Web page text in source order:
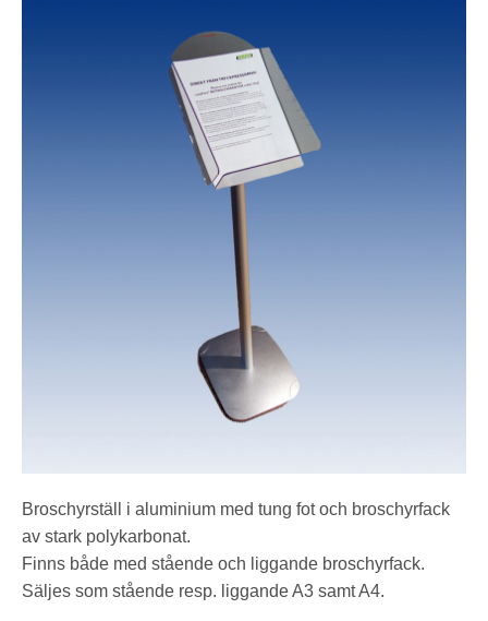
Broschyrställ i aluminium med tung fot och broschyrfack
av stark polykarbonat.
Finns både med stående och liggande broschyrfack.
Säljes som stående resp. liggande A3 samt A4.